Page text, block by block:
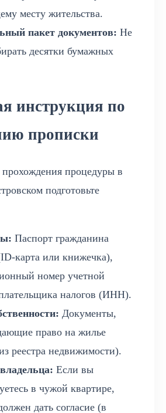
месту жительства.
пакет документов: Не
десятки бумажных
инструкция по
прописки
процедуры в
подготовьте
Паспорт гражданина
карта или книжечка),
номер учетной
налогов (ИНН).
Документы,
право на жилье
реестра недвижимости).
Если вы
в чужой квартире,
дать согласие (в